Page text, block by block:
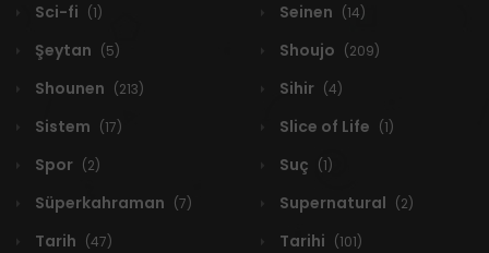
Sci-fi (1) Seinen (14)
Şeytan (5) Shoujo (209)
Shounen (213) Sihir (4)
Sistem (17) Slice of Life (1)
Spor (2) Suç (1)
Süperkahraman (7) Supernatural (2)
Tarih (47) Tarihi (101)